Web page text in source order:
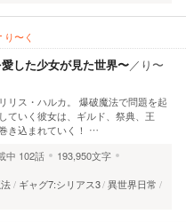
り〜く
した少女が見た世界〜／ り〜
リス・ハルカ。 爆破魔法で問題を起
ていく彼女は、ギルド、祭典、王
き込まれていく！ …
中 102話
193,950文字
ギャグ7:シリアス3 異世界日常